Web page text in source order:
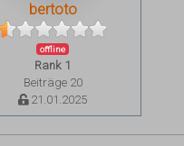
bertoto
offline
Rank 1
Beiträge 20
21.01.2025